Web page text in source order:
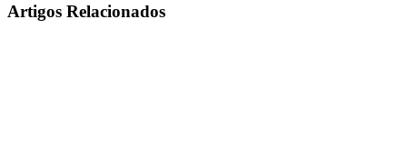
Artigos Relacionados